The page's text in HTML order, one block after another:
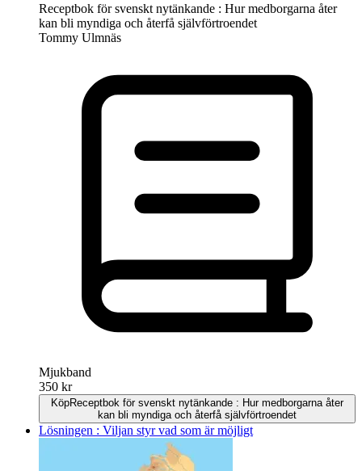
Receptbok för svenskt nytänkande : Hur medborgarna åter
kan bli myndiga och återfå självförtroendet
Tommy Ulmnäs
Mjukband
350 kr
KöpReceptbok för svenskt nytänkande : Hur medborgarna åter
kan bli myndiga och återfå självförtroendet
Lösningen : Viljan styr vad som är möjligt